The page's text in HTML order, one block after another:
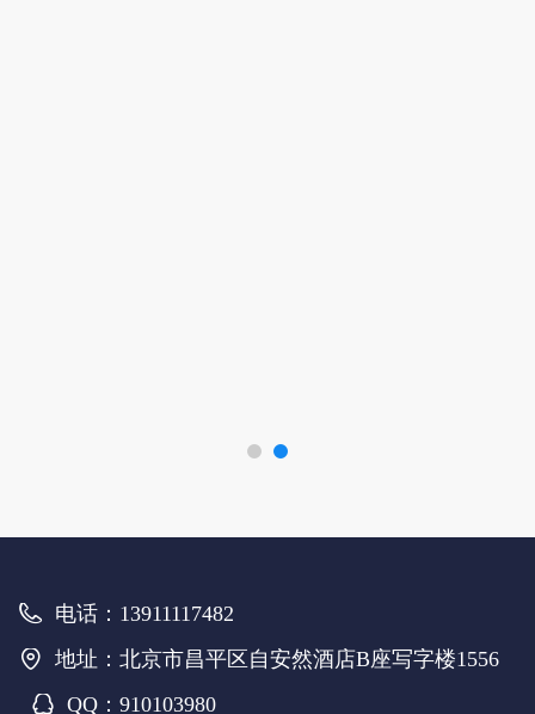
电话： 13911117482
地址： 北京市昌平区自安然酒店B座写字楼1556
QQ： 910103980